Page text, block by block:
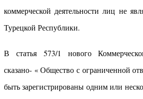
коммерческой деятельности лиц не
Турецкой Республики.
В статья 573/1 нового
сказано- « Общество с ограниченной
быть зарегистрированы одним или